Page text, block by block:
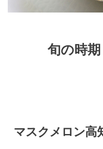
旬の時
マスクメロン高